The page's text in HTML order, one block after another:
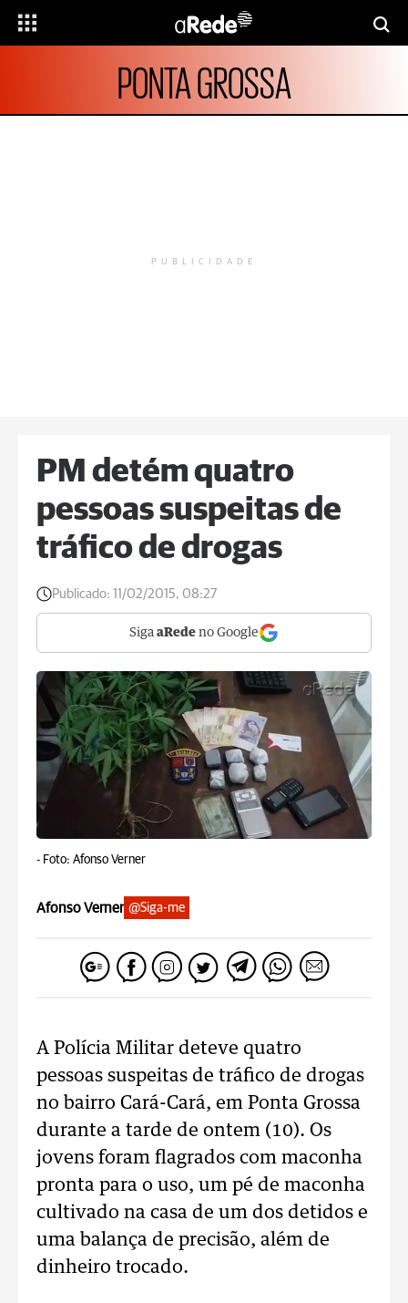
PONTA GROSSA
PUBLICIDADE
PM detém quatro
pessoas suspeitas de
tráfico de drogas
Publicado: 11/02/2015, 08:27
Siga aRede no Google
- Foto: Afonso Verner
Afonso Verner @Siga-me
A Polícia Militar deteve quatro
pessoas suspeitas de tráfico de drogas
no bairro Cará-Cará, em Ponta Grossa
durante a tarde de ontem (10). Os
jovens foram flagrados com maconha
pronta para o uso, um pé de maconha
cultivado na casa de um dos detidos e
uma balança de precisão, além de
dinheiro trocado.